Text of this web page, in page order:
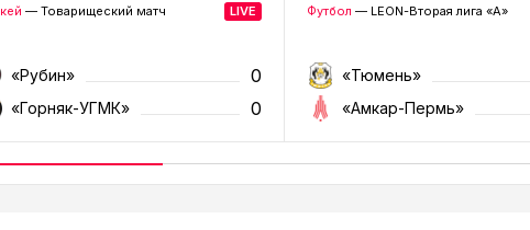
— Товарищеский матч
«Рубин» 0
«Горняк-УГМК» 0
Футбол — LEON-Вторая лига «А»
«Тюмень»
«Амкар-Пермь»